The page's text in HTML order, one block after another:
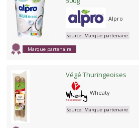
Alpro
Marque partenaire
Source: Marque partenaire
Végé'Thuringeoises
Wheaty
Source: Marque partenaire